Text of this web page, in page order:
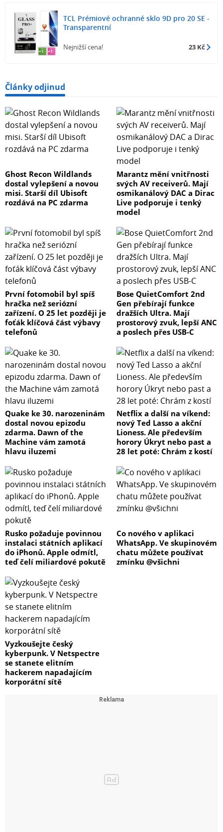
TCL Prémiové ochranné sklo 9D pro 20 SE -
Transparentní
Nejnižší cena! 23 Kč
Články odjinud
Ghost Recon Wildlands
dostal vylepšení a novou
misi. Starší díl Ubisoft
rozdává na PC zdarma
Marantz mění vnitřnosti
svých AV receiverů. Mají
osmikanálový DAC a Dirac
Live podporuje i tenký
model
První fotomobil byl spíš
hračka než seriózní
zařízení. O 25 let později je
foťák klíčová část výbavy
telefonů
Bose QuietComfort 2nd
Gen přebírají funkce
dražších Ultra. Mají
prostorový zvuk, lepší ANC
a poslech přes USB-C
Quake ke 30. narozeninám
dostal novou epizodu
zdarma. Dawn of the
Machine vám zamotá
hlavu iluzemi
Netflix a další na víkend:
nový Ted Lasso a akční
Lioness. Ale především
horory Úkryt nebo past a
28 let poté: Chrám z kostí
Rusko požaduje povinnou
instalaci státních aplikací
do iPhonů. Apple odmítl,
teď čelí miliardové pokutě
Co nového v aplikaci
WhatsApp. Ve skupinovém
chatu můžete používat
zmínku @všichni
Vyzkoušejte český
kyberpunk. V Netspectre
se stanete elitním
hackerem napadajícím
korporátní sítě